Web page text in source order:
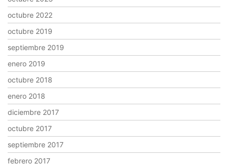
octubre 2022
octubre 2019
septiembre 2019
enero 2019
octubre 2018
enero 2018
diciembre 2017
octubre 2017
septiembre 2017
febrero 2017